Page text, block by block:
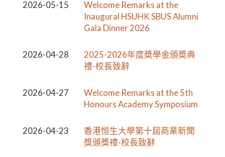
2026-05-15
Welcome Remarks at the
Inaugural HSUHK SBUS Alumni
Gala Dinner 2026
2026-04-28
2025-2026年度奬學金頒奬典
禮-校長致辭
2026-04-27
Welcome Remarks at the 5th
Honours Academy Symposium
2026-04-23
香港恒生大學第十屆商業新聞
獎頒獎禮-校長致辭